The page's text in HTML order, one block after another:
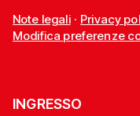
Note legali· Privacy
Modifica preferenze
INGRESSO